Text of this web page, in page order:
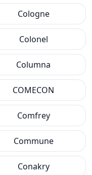
Cologne
Colonel
Columna
COMECON
Comfrey
Commune
Conakry